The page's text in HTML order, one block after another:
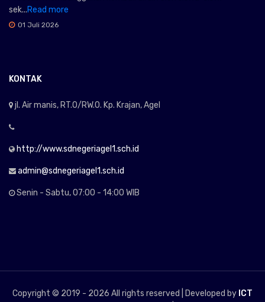
sek...Read more
01 Juli 2026
KONTAK
jl. Air manis, RT.0/RW.0. Kp. Krajan, Agel
http://www.sdnegeriagel1.sch.id
admin@sdnegeriagel1.sch.id
Senin - Sabtu, 07:00 - 14:00 WIB
Copyright © 2019 - 2026 All rights reserved | Developed by ICT